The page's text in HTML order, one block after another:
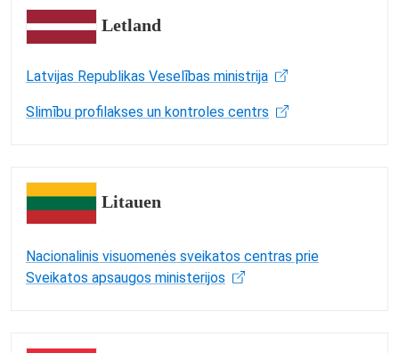
Letland
Latvijas Republikas Veselības ministrija
Slimību profilakses un kontroles centrs
Litauen
Nacionalinis visuomenės sveikatos centras prie
Sveikatos apsaugos ministerijos